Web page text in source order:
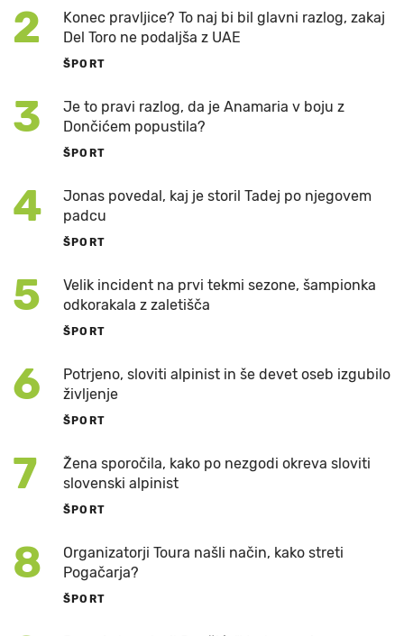
2
Konec pravljice? To naj bi bil glavni razlog, zakaj
Del Toro ne podaljša z UAE
ŠPORT
3
Je to pravi razlog, da je Anamaria v boju z
Dončićem popustila?
ŠPORT
4
Jonas povedal, kaj je storil Tadej po njegovem
padcu
ŠPORT
5
Velik incident na prvi tekmi sezone, šampionka
odkorakala z zaletišča
ŠPORT
6
Potrjeno, sloviti alpinist in še devet oseb izgubilo
življenje
ŠPORT
7
Žena sporočila, kako po nezgodi okreva sloviti
slovenski alpinist
ŠPORT
8
Organizatorji Toura našli način, kako streti
Pogačarja?
ŠPORT